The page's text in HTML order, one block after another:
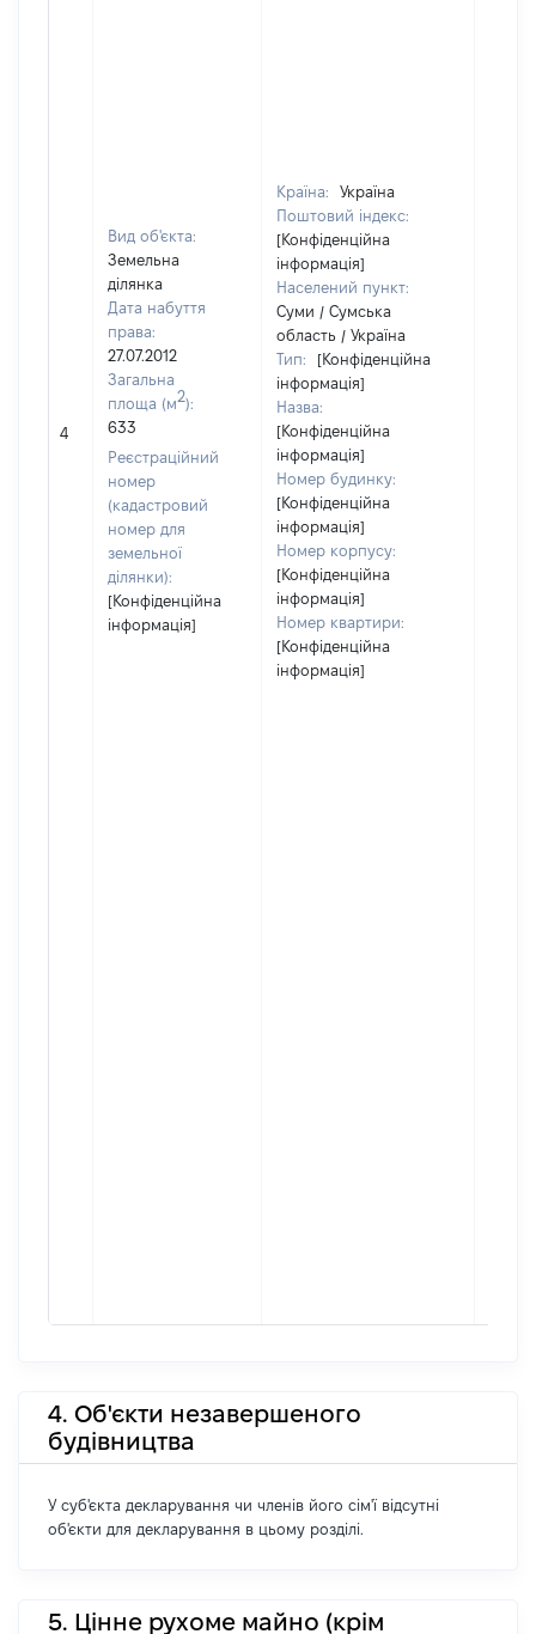
4
Вид об'єкта:
Земельна
ділянка
Дата набуття
права:
27.07.2012
Загальна
площа (м2):
633
Реєстраційний
номер
(кадастровий
номер для
земельної
ділянки):
[Конфіденційна
інформація]
Країна:
Україна
Поштовий індекс:
[Конфіденційна
інформація]
Населений пункт:
Суми / Сумська
область / Україна
Тип:
[Конфіденційна
інформація]
Назва:
[Конфіденційна
інформація]
Номер будинку:
[Конфіденційна
інформація]
Номер корпусу:
[Конфіденційна
інформація]
Номер квартири:
[Конфіденційна
інформація]
4. Об'єкти незавершеного
будівництва
У суб'єкта декларування чи членів його сім'ї відсутні
об'єкти для декларування в цьому розділі.
5. Цінне рухоме майно (крім